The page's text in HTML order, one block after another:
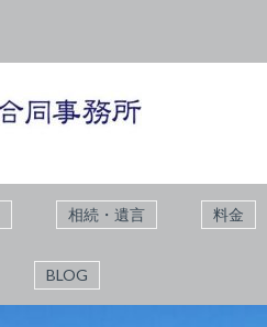
相続・遺言 料金
BLOG